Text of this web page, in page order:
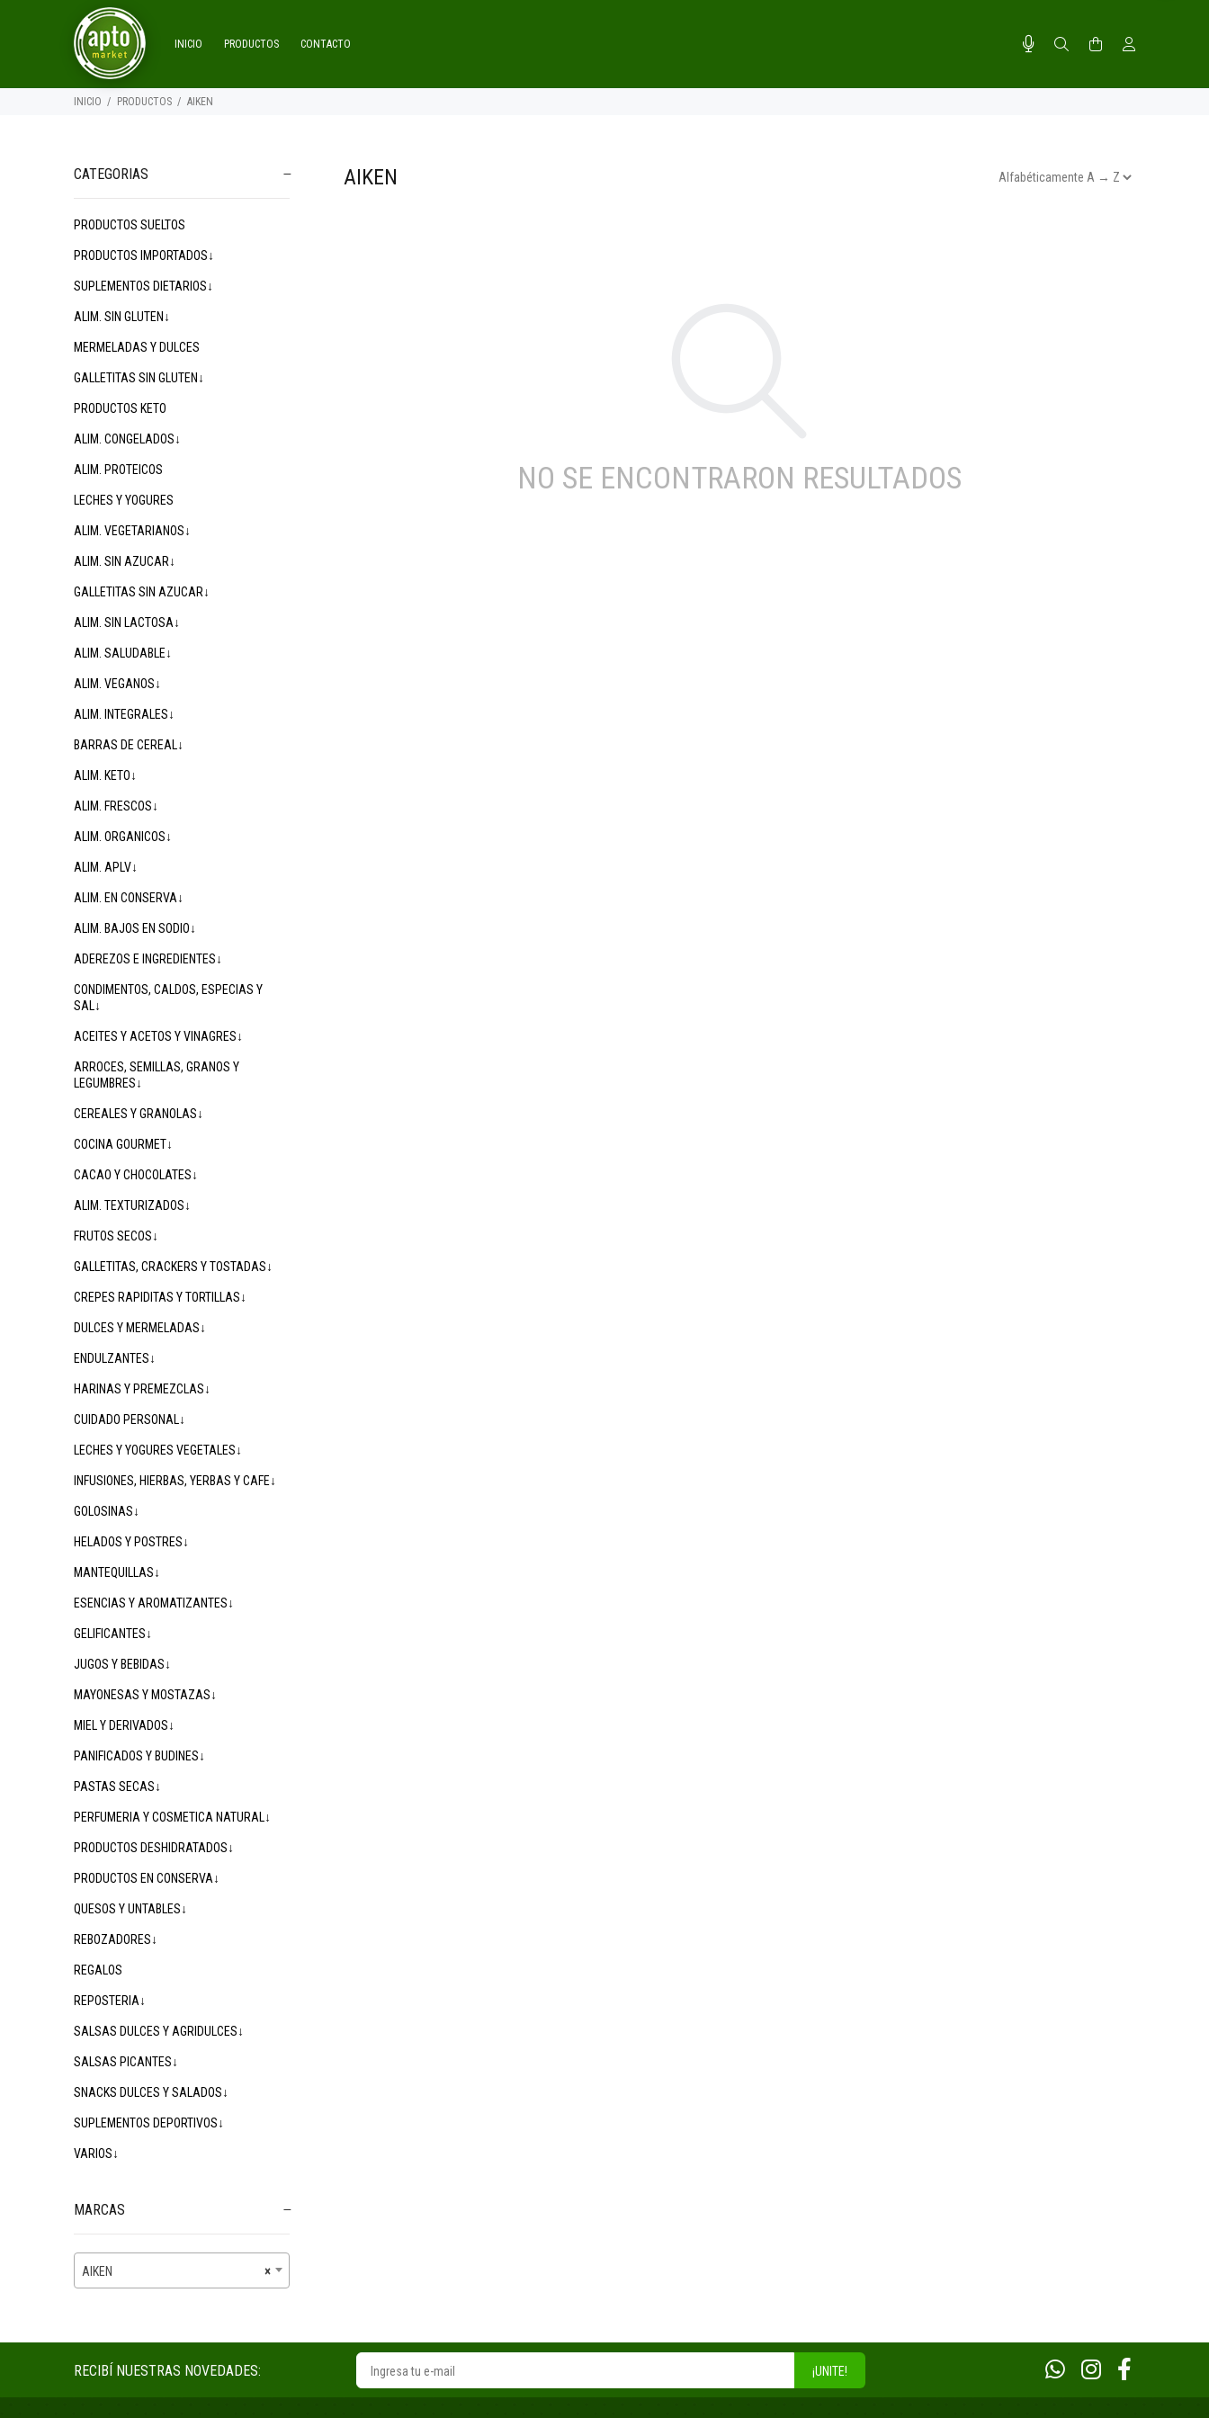
INICIO PRODUCTOS CONTACTO
INICIO PRODUCTOS AIKEN
CATEGORIAS
PRODUCTOS SUELTOS
PRODUCTOS IMPORTADOS↓
SUPLEMENTOS DIETARIOS↓
ALIM. SIN GLUTEN↓
MERMELADAS Y DULCES
GALLETITAS SIN GLUTEN↓
PRODUCTOS KETO
ALIM. CONGELADOS↓
ALIM. PROTEICOS
LECHES Y YOGURES
ALIM. VEGETARIANOS↓
ALIM. SIN AZUCAR↓
GALLETITAS SIN AZUCAR↓
ALIM. SIN LACTOSA↓
ALIM. SALUDABLE↓
ALIM. VEGANOS↓
ALIM. INTEGRALES↓
BARRAS DE CEREAL↓
ALIM. KETO↓
ALIM. FRESCOS↓
ALIM. ORGANICOS↓
ALIM. APLV↓
ALIM. EN CONSERVA↓
ALIM. BAJOS EN SODIO↓
ADEREZOS E INGREDIENTES↓
CONDIMENTOS, CALDOS, ESPECIAS Y
SAL↓
ACEITES Y ACETOS Y VINAGRES↓
ARROCES, SEMILLAS, GRANOS Y
LEGUMBRES↓
CEREALES Y GRANOLAS↓
COCINA GOURMET↓
CACAO Y CHOCOLATES↓
ALIM. TEXTURIZADOS↓
FRUTOS SECOS↓
GALLETITAS, CRACKERS Y TOSTADAS↓
CREPES RAPIDITAS Y TORTILLAS↓
DULCES Y MERMELADAS↓
ENDULZANTES↓
HARINAS Y PREMEZCLAS↓
CUIDADO PERSONAL↓
LECHES Y YOGURES VEGETALES↓
INFUSIONES, HIERBAS, YERBAS Y CAFE↓
GOLOSINAS↓
HELADOS Y POSTRES↓
MANTEQUILLAS↓
ESENCIAS Y AROMATIZANTES↓
GELIFICANTES↓
JUGOS Y BEBIDAS↓
MAYONESAS Y MOSTAZAS↓
MIEL Y DERIVADOS↓
PANIFICADOS Y BUDINES↓
PASTAS SECAS↓
PERFUMERIA Y COSMETICA NATURAL↓
PRODUCTOS DESHIDRATADOS↓
PRODUCTOS EN CONSERVA↓
QUESOS Y UNTABLES↓
REBOZADORES↓
REGALOS
REPOSTERIA↓
SALSAS DULCES Y AGRIDULCES↓
SALSAS PICANTES↓
SNACKS DULCES Y SALADOS↓
SUPLEMENTOS DEPORTIVOS↓
VARIOS↓
MARCAS
×
AIKEN
AIKEN
NO SE ENCONTRARON RESULTADOS
RECIBÍ NUESTRAS NOVEDADES: ¡UNITE!